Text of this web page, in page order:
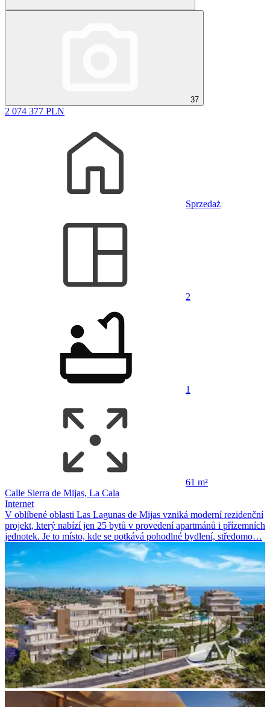
37
2 074 377 PLN
Sprzedaż
2
1
61 m²
Calle Sierra de Mijas, La Cala
Internet
V oblíbené oblasti Las Lagunas de Mijas vzniká moderní rezidenční
projekt, který nabízí jen 25 bytů v provedení apartmánů i přízemních
jednotek. Je to místo, kde se potkává pohodlné bydlení, středomo…